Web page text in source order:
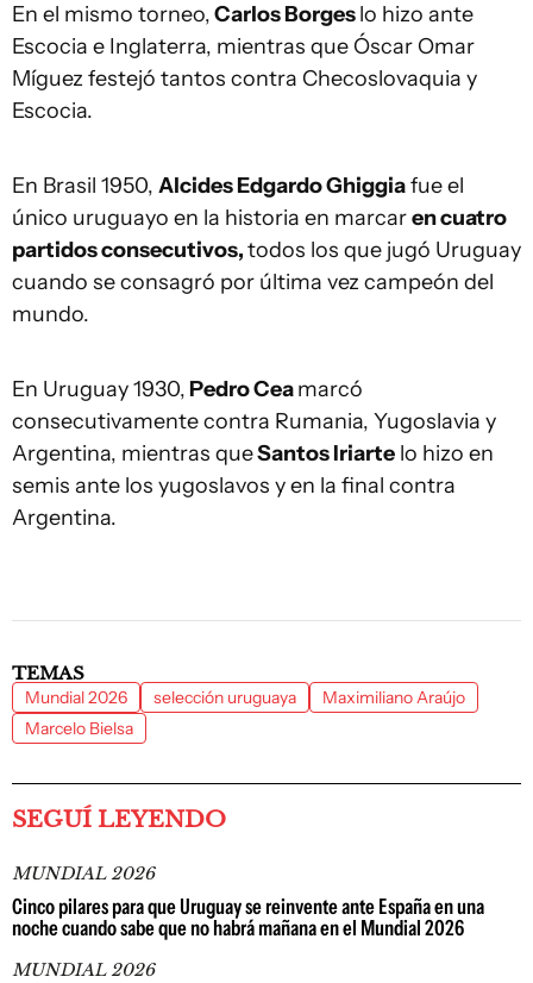
En el mismo torneo,Carlos Borgeslo hizo ante
Escocia e Inglaterra, mientras que Óscar Omar
Míguez festejó tantos contra Checoslovaquia y
Escocia.
En Brasil 1950, Alcides Edgardo Ghiggiafue el
único uruguayo en la historia en marcaren cuatro
partidos consecutivos,todos los que jugó Uruguay
cuando se consagró por última vez campeón del
mundo.
En Uruguay 1930, Pedro Ceamarcó
consecutivamente contra Rumania, Yugoslavia y
Argentina, mientras queSantos Iriarte lo hizo en
semis ante los yugoslavos y en la final contra
Argentina.
TEMAS
Mundial 2026 selección uruguaya
Maximiliano Araújo
Marcelo Bielsa
SEGUÍ LEYENDO
MUNDIAL 2026
Cinco pilares para que Uruguay se reinvente ante España en una
noche cuando sabe que no habrá mañana en el Mundial 2026
MUNDIAL 2026